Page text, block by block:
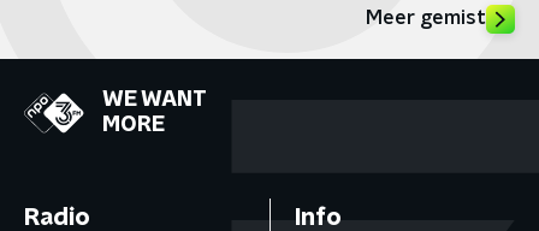
Meer gemist
WE WANT
MORE
Radio Info